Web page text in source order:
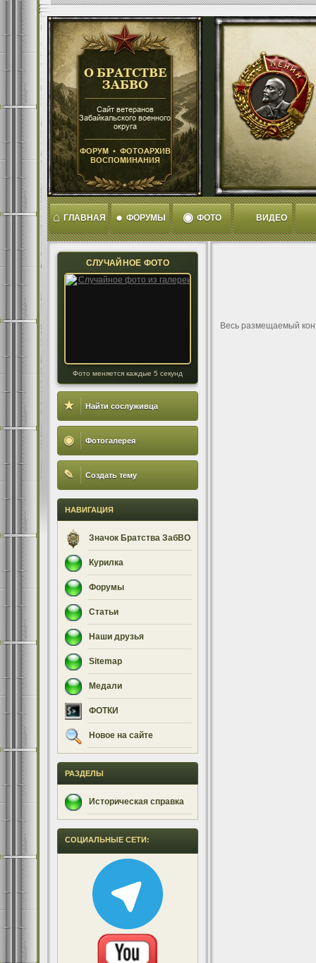
⌂ ГЛАВНАЯ ● ФОРУМЫ ◉ ФОТО ВИДЕО
СЛУЧАЙНОЕ ФОТО
Фото меняется каждые 5 секунд
★ Найти сослуживца
◉ Фотогалерея
✎ Создать тему
НАВИГАЦИЯ
Значок Братства ЗабВО
Курилка
Форумы
Статьи
Наши друзья
Sitemap
Медали
ФОТКИ
Новое на сайте
РАЗДЕЛЫ
Историческая справка
СОЦИАЛЬНЫЕ СЕТИ:
Весь размещаемый